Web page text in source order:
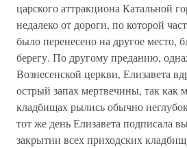
царского аттракциона Катальной
недалеко от дороги, по которой
было перенесено на другое место,
берегу. По другому преданию,
Вознесенской церкви, Елизавета
острый запах мертвечины, так как
кладбищах рылись обычно
тот же день Елизавета подписала
закрытии всех приходских